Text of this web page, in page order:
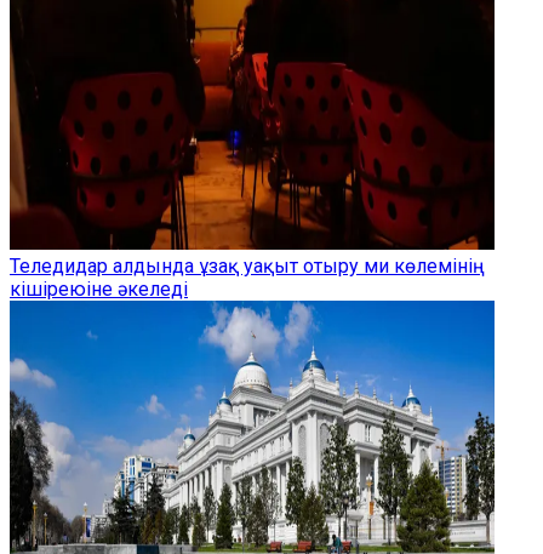
Теледидар алдында ұзақ уақыт отыру ми көлемінің
кішіреюіне әкеледі